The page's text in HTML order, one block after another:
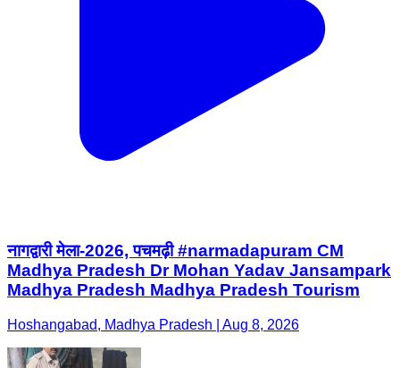
नागद्वारी मेला-2026, पचमढ़ी #narmadapuram CM
Madhya Pradesh Dr Mohan Yadav Jansampark
Madhya Pradesh Madhya Pradesh Tourism
Hoshangabad, Madhya Pradesh | Aug 8, 2026